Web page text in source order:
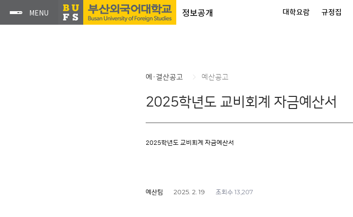
정보공개 대학요람 규정집
예·결산공고 예산공고
2025학년도 교비회계 자금예산서
2025학년도 교비회계 자금예산서
예산팀 2025. 2. 19 조회수 13,207